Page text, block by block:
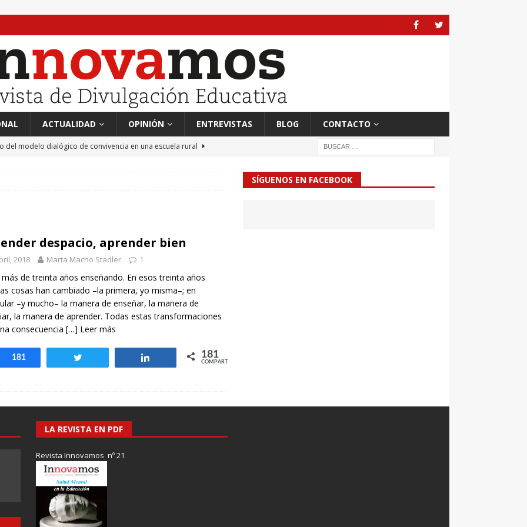
ACTUALIDAD OPINIÓN ENTREVISTAS BLOG CONTACTO
del modelo dialógico de convivencia en una escuela rural
Llanos
MIL PALABRAS
mundos es posible: Tertulias entre familiares en la Escuela
Castillo
EVIDENCIAS
despacio, aprender bien
2018 Marta Macho Stadler 1
de treinta años enseñando. En esos treinta años
cosas han cambiado –la primera, yo misma–; en
–y mucho– la manera de enseñar, la manera de
la manera de aprender. Todas estas transformaciones
consecuencia […] Leer más
Compartir
181 Compartir 181
COMPARTIR
SÍGUENOS EN FACEBOOK
LA REVISTA EN PDF
Revista Innovamos nº 21